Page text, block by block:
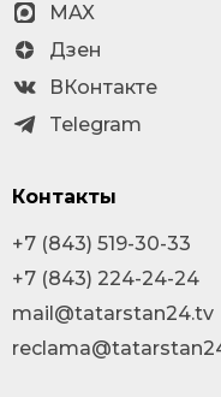
MAX
Дзен
ВКонтакте
Telegram
Контакты
+7 (843) 519-30-33
+7 (843) 224-24-24
mail@tatarstan24.tv